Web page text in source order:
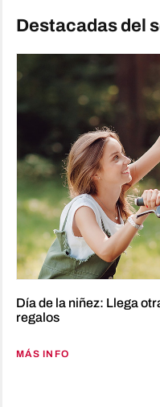
Destacadas del
Día de la niñez: Llega
regalos
MÁS INFO